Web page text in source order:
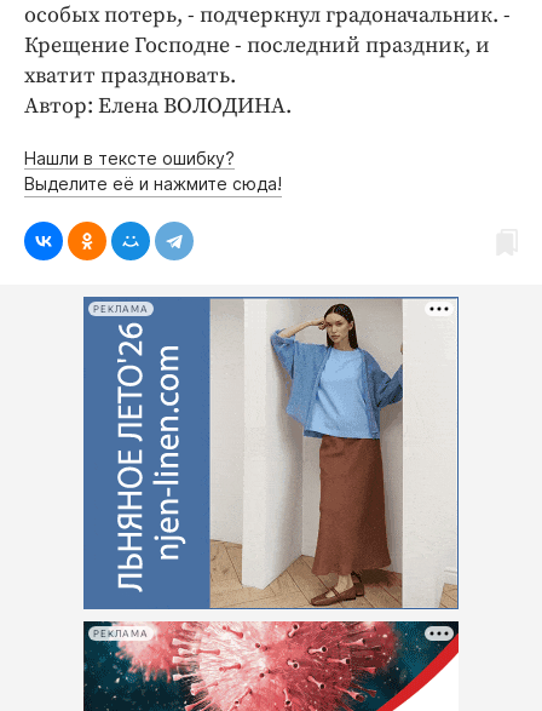
особых потерь, - подчеркнул градоначальник. -
Крещение Господне - последний праздник, и
хватит праздновать.
Автор: Елена ВОЛОДИНА.
Нашли в тексте ошибку?
Выделите её и нажмите сюда!
РЕКЛАМА
РЕКЛАМА